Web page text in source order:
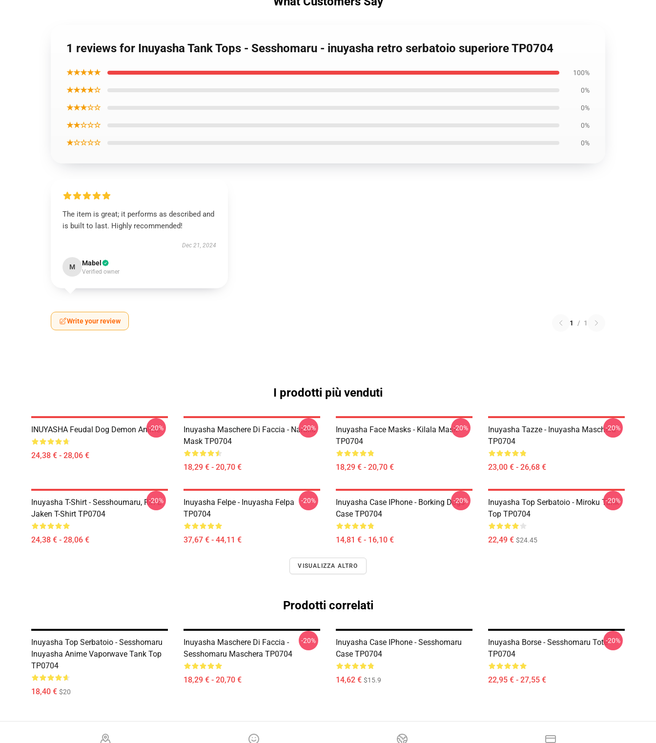
1 reviews for Inuyasha Tank Tops - Sesshomaru - inuyasha retro serbatoio superiore TP0704
★★★★★ 100%
★★★★☆ 0%
★★★☆☆ 0%
★★☆☆☆ 0%
★☆☆☆☆ 0%
The item is great; it performs as described and
is built to last. Highly recommended!
Dec 21, 2024
M Mabel
Verified owner
Write your review 1 / 1
I prodotti più venduti
INUYASHA Feudal Dog Demon Anime
24,38 € - 28,06 €
-20%
Inuyasha Maschere Di Faccia - Naraku
Mask TP0704
18,29 € - 20,70 €
-20%
Inuyasha Face Masks - Kilala Mask
TP0704
18,29 € - 20,70 €
-20%
Inuyasha Tazze - Inuyasha Maschera
TP0704
23,00 € - 26,68 €
-20%
Inuyasha T-Shirt - Sesshoumaru, Rin E
Jaken T-Shirt TP0704
24,38 € - 28,06 €
-20%
Inuyasha Felpe - Inuyasha Felpa
TP0704
37,67 € - 44,11 €
-20%
Inuyasha Case IPhone - Borking Dogs
Case TP0704
14,81 € - 16,10 €
-20%
Inuyasha Top Serbatoio - Miroku Tank
Top TP0704
22,49 € $24.45
-20%
VISUALIZZA ALTRO
Prodotti correlati
Inuyasha Top Serbatoio - Sesshomaru
Inuyasha Anime Vaporwave Tank Top
TP0704
18,40 € $20
Inuyasha Maschere Di Faccia -
Sesshomaru Maschera TP0704
18,29 € - 20,70 €
-20%
Inuyasha Case IPhone - Sesshomaru
Case TP0704
14,62 € $15.9
Inuyasha Borse - Sesshomaru Tote
TP0704
22,95 € - 27,55 €
-20%